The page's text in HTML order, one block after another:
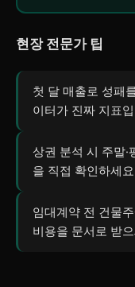
현장 전문가 팁
첫 달 매출로 성패
이터가 진짜 지표
상권 분석 시 주말·
을 직접 확인하세요
임대계약 전 건물
비용을 문서로 받